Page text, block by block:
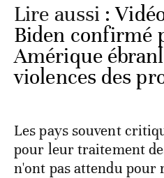
Lire aussi :
Biden confirmé
Amérique
violences des
Les pays souvent
pour leur traitement
n'ont pas attendu pour